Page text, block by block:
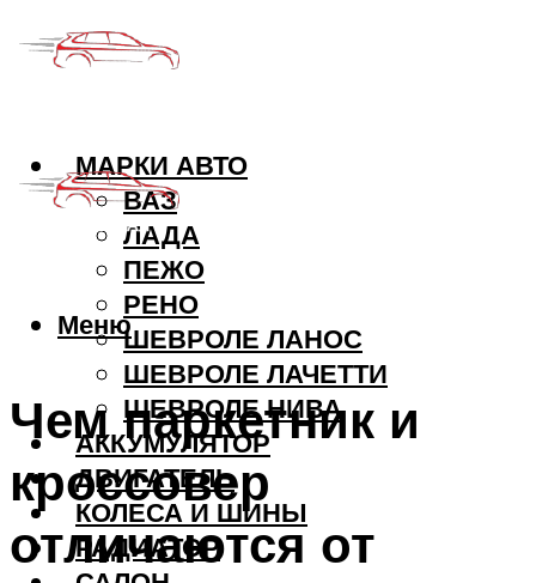
МАРКИ АВТО
ВАЗ
ЛАДА
ПЕЖО
РЕНО
ШЕВРОЛЕ ЛАНОС
ШЕВРОЛЕ ЛАЧЕТТИ
ШЕВРОЛЕ НИВА
АККУМУЛЯТОР
ДВИГАТЕЛЬ
КОЛЕСА И ШИНЫ
РАДИАТОР
Меню
Чем паркетник и
кроссовер
отличаются от